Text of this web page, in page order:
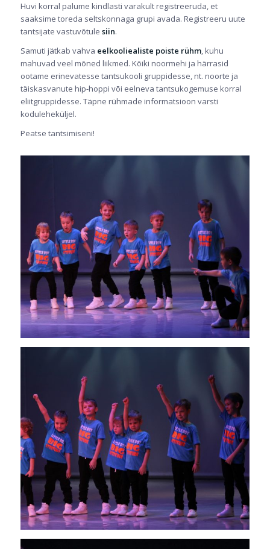
Huvi korral palume kindlasti varakult registreeruda, et
saaksime toreda seltskonnaga grupi avada. Registreeru uute
tantsijate vastuvõtule siin.
Samuti jätkab vahva eelkooliealiste poiste rühm, kuhu
mahuvad veel mõned liikmed. Kõiki noormehi ja härrasid
ootame erinevatesse tantsukooli gruppidesse, nt. noorte ja
täiskasvanute hip-hoppi või eelneva tantsukogemuse korral
eliitgruppidesse. Täpne rühmade informatsioon varsti
koduleheküljel.
Peatse tantsimiseni!